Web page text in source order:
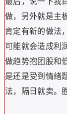
做，另外就是主
肯定有新的做法
可能就会造成利
做趋势抱团股和
是还是受到情绪
法，隔日就卖。